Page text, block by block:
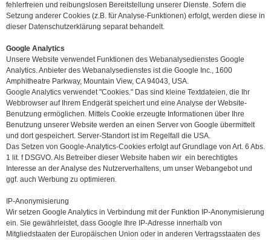
fehlerfreien und reibungslosen Bereitstellung unserer Dienste. Sofern die
Setzung anderer Cookies (z.B. für Analyse-Funktionen) erfolgt, werden diese in
dieser Datenschutzerklärung separat behandelt.
Google Analytics
Unsere Website verwendet Funktionen des Webanalysedienstes Google
Analytics. Anbieter des Webanalysedienstes ist die Google Inc., 1600
Amphitheatre Parkway, Mountain View, CA 94043, USA.
Google Analytics verwendet "Cookies." Das sind kleine Textdateien, die Ihr
Webbrowser auf Ihrem Endgerät speichert und eine Analyse der Website-
Benutzung ermöglichen. Mittels Cookie erzeugte Informationen über Ihre
Benutzung unserer Website werden an einen Server von Google übermittelt
und dort gespeichert. Server-Standort ist im Regelfall die USA.
Das Setzen von Google-Analytics-Cookies erfolgt auf Grundlage von Art. 6 Abs.
1 lit. f DSGVO. Als Betreiber dieser Website haben wir ein berechtigtes
Interesse an der Analyse des Nutzerverhaltens, um unser Webangebot und
ggf. auch Werbung zu optimieren.
IP-Anonymisierung
Wir setzen Google Analytics in Verbindung mit der Funktion IP-Anonymisierung
ein. Sie gewährleistet, dass Google Ihre IP-Adresse innerhalb von
Mitgliedstaaten der Europäischen Union oder in anderen Vertragsstaaten des